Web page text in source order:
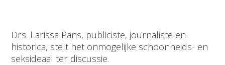
Drs. Larissa Pans, publiciste, journaliste en
historica, stelt het onmogelijke schoonheids- en
seksideaal ter discussie.